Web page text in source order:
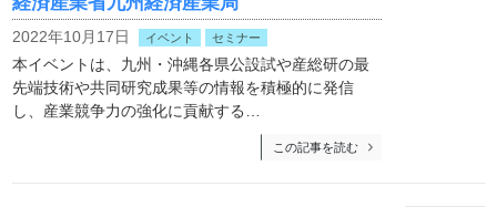
2022年10月17日 イベント セミナー
本イベントは、九州・沖縄各県公設試や産総研の最
先端技術や共同研究成果等の情報を積極的に発信
し、産業競争力の強化に貢献する…
この記事を読む